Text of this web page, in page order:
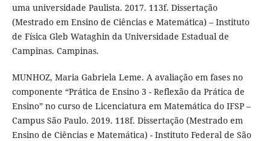
uma universidade Paulista. 2017. 113f. Dissertação
(Mestrado em Ensino de Ciências e Matemática) – Instituto
de Física Gleb Wataghin da Universidade Estadual de
Campinas. Campinas.
MUNHOZ, Maria Gabriela Leme. A avaliação em fases no
componente “Prática de Ensino 3 - Reflexão da Prática de
Ensino” no curso de Licenciatura em Matemática do IFSP –
Campus São Paulo. 2019. 118f. Dissertação (Mestrado em
Ensino de Ciências e Matemática) - Instituto Federal de São